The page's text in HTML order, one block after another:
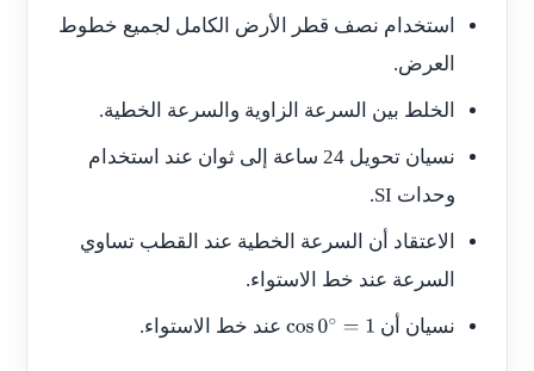
استخدام نصف قطر الأرض الكامل لجميع خطوط
العرض.
الخلط بين السرعة الزاوية والسرعة الخطية.
نسيان تحويل 24 ساعة إلى ثوان عند استخدام
وحدات SI.
الاعتقاد أن السرعة الخطية عند القطب تساوي
السرعة عند خط الاستواء.
نسيان أن cos 0∘ =1 عند خط الاستواء.